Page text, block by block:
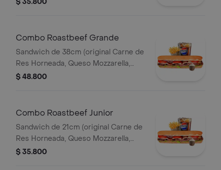
Combo Roastbeef Grande
Sandwich de 38cm (original Carne de
Res Horneada, Queso Mozzarella,
Tomate, Lechuga, Salsa BBQ y Salsa
$ 48.800
Combo Roastbeef Junior
Sandwich de 21cm (original Carne de
Res Horneada, Queso Mozzarella,
Tomate, Lechuga, Salsa BBQ y Salsa
$ 35.800